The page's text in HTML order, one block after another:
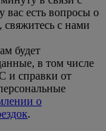
вас есть вопросы о
с нами
будет
в том числе
и справки от
о
.